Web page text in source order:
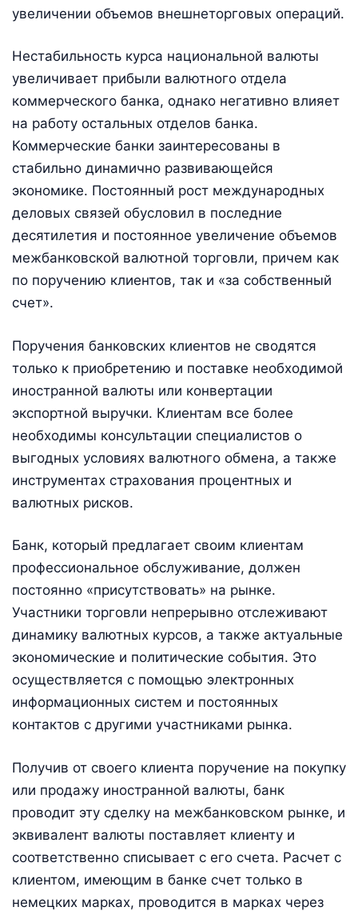
увеличении объемов внешнеторговых операций.
Нестабильность курса национальной валюты
увеличивает прибыли валютного отдела
коммерческого банка, однако негативно влияет
на работу остальных отделов банка.
Коммерческие банки заинтересованы в
стабильно динамично развивающейся
экономике. Постоянный рост международных
деловых связей обусловил в последние
десятилетия и постоянное увеличение объемов
межбанковской валютной торговли, причем как
по поручению клиентов, так и «за собственный
счет».
Поручения банковских клиентов не сводятся
только к приобретению и поставке необходимой
иностранной валюты или конвертации
экспортной выручки. Клиентам все более
необходимы консультации специалистов о
выгодных условиях валютного обмена, а также
инструментах страхования процентных и
валютных рисков.
Банк, который предлагает своим клиентам
профессиональное обслуживание, должен
постоянно «присутствовать» на рынке.
Участники торговли непрерывно отслеживают
динамику валютных курсов, а также актуальные
экономические и политические события. Это
осуществляется с помощью электронных
информационных систем и постоянных
контактов с другими участниками рынка.
Получив от своего клиента поручение на покупку
или продажу иностранной валюты, банк
проводит эту сделку на межбанковском рынке, и
эквивалент валюты поставляет клиенту и
соответственно списывает с его счета. Расчет с
клиентом, имеющим в банке счет только в
немецких марках, проводится в марках через